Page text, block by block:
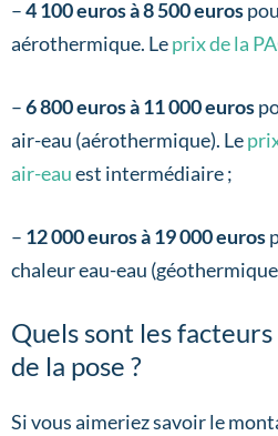
–4 100 euros à 8 500 euros
aérothermique. Leprix de la
–6 800 euros à 11 000 euros
air-eau (aérothermique). Le
air-eauest intermédiaire ;
– 12 000 euros à 19 000 euros
chaleur eau-eau
Quels sont les
de la pose ?
Si vous aimeriez savoir le